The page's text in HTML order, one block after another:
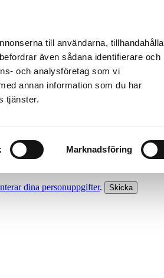
till användarna, tillhandahålla
även sådana identifierare och
och analysföretag som vi
annan information som du har
tjänster.
Marknadsföring
dina personuppgifter.